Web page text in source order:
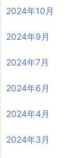
2024年10月
2024年9月
2024年7月
2024年6月
2024年4月
2024年3月